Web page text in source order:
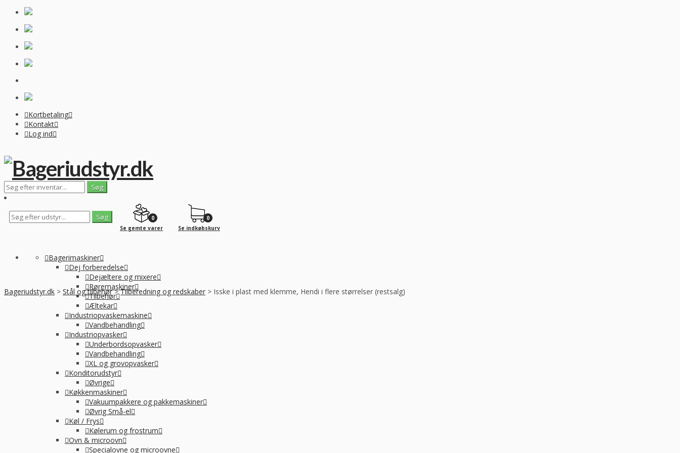
Kortbetaling
Kontakt
Log ind
0
Se gemte varer
0
Se indkøbskurv
Bagerimaskiner
Dej forberedelse
Dejæltere og mixere
Røremaskiner
Tilbehør
Æltekar
Industriopvaskemaskine
Vandbehandling
Industriopvasker
Underbordsopvasker
Vandbehandling
XL og grovopvasker
Konditorudstyr
Øvrige
Køkkenmaskiner
Vakuumpakkere og pakkemaskiner
Øvrig Små-el
Køl / Frys
Kølerum og frostrum
Ovn & microovn
Specialovne og microovne
Bageriudstyr.dk > Stål og tilbehør > Tilberedning og redskaber > Isske i plast med klemme, Hendi i flere størrelser (restsalg)